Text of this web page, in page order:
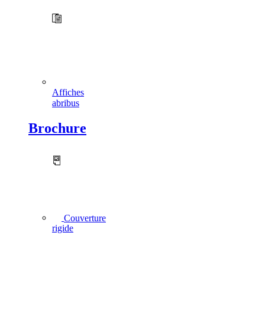
Couverture
rigide
Affiches
abribus
Brochure